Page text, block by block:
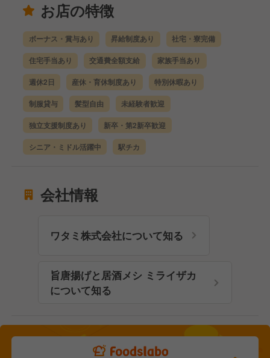
お店の特徴
ボーナス・賞与あり 昇給制度あり 社宅・寮完備
住宅手当あり 交通費全額支給 家族手当あり
週休2日 産休・育休制度あり 特別休暇あり
制服貸与 髪型自由 未経験者歓迎
独立支援制度あり 新卒・第2新卒歓迎
シニア・ミドル活躍中 駅チカ
会社情報
ワタミ株式会社について知る
旨唐揚げと居酒メシ ミライザカ
について知る